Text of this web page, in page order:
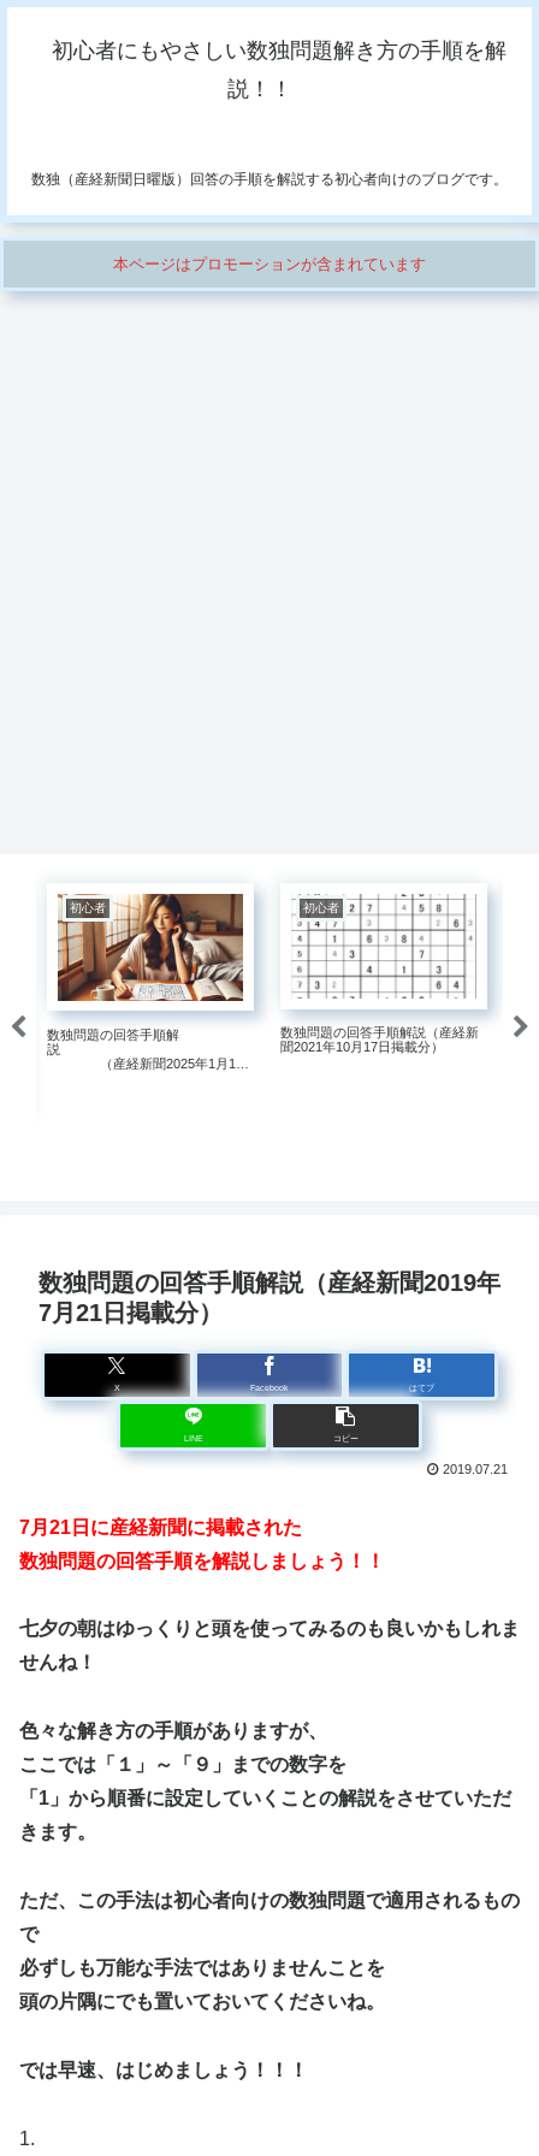
初心者にもやさしい数独問題解き方の手順を解
説！！
数独（産経新聞日曜版）回答の手順を解説する初心者向けのブログです。
本ページはプロモーションが含まれています
初心者
数独問題の回答手順解
説
（産経新聞2025年1月12
初心者
数独問題の回答手順解説（産経新
聞2021年10月17日掲載分）
産
数独問題の回答手順解説（産経新聞2019年
7月21日掲載分）
X Facebook はてブ
LINE コピー
2019.07.21
7月21 日に産経新聞に掲載された
数独問題の回答手順を解説しましょう！！
七夕の朝はゆっくりと頭を使ってみるのも良いかもしれま
せんね！
色々な解き方の手順がありますが、
ここでは「１」～「９」までの数字を
「1」から順番に設定していくことの解説をさせていただ
きます。
ただ、この手法は初心者向けの数独問題で適用されるもの
で
必ずしも万能な手法ではありませんことを
頭の片隅にでも置いておいてくださいね。
では早速、はじめましょう！！！
1.